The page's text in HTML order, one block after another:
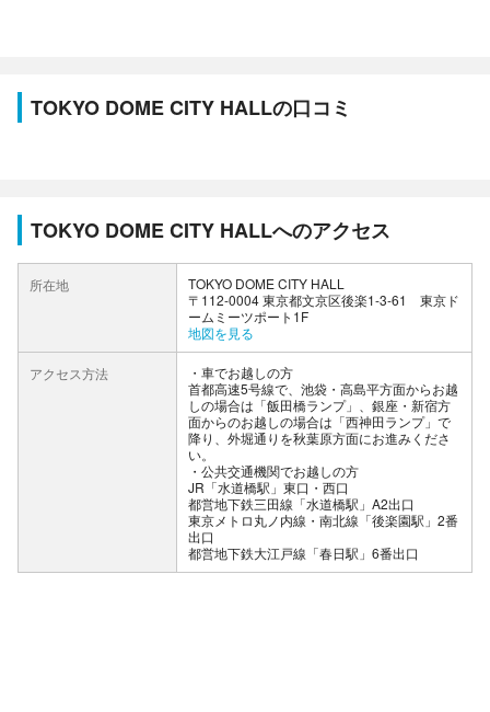
TOKYO DOME CITY HALLの口コミ
TOKYO DOME CITY HALLへのアクセス
所在地
TOKYO DOME CITY HALL
〒112-0004 東京都文京区後楽1-3-61 東京ド
ームミーツポート1F
地図を見る
アクセス方法
車でお越しの方
首都高速5号線で、池袋・高島平方面からお越
しの場合は「飯田橋ランプ」、銀座・新宿方
面からのお越しの場合は「西神田ランプ」で
降り、外堀通りを秋葉原方面にお進みくださ
い。
公共交通機関でお越しの方
JR「水道橋駅」東口・西口
都営地下鉄三田線「水道橋駅」A2出口
東京メトロ丸ノ内線・南北線「後楽園駅」2番
出口
都営地下鉄大江戸線「春日駅」6番出口